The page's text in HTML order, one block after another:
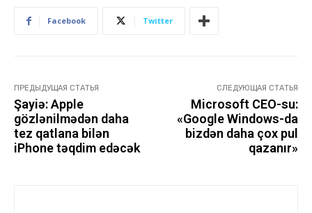
Facebook Twitter
ПРЕДЫДУЩАЯ СТАТЬЯ
Şayiə: Apple
gözlənilmədən daha
tez qatlana bilən
iPhone təqdim edəcək
СЛЕДУЮЩАЯ СТАТЬЯ
Microsoft CEO-su:
«Google Windows-da
bizdən daha çox pul
qazanır»